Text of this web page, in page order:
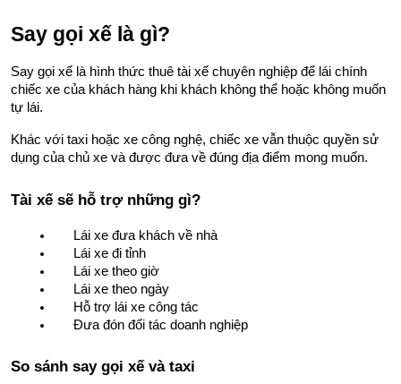
Say gọi xế là gì?
Say gọi xế là hình thức thuê tài xế chuyên nghiệp để lái chính
chiếc xe của khách hàng khi khách không thể hoặc không muốn
tự lái.
Khác với taxi hoặc xe công nghệ, chiếc xe vẫn thuộc quyền sử
dụng của chủ xe và được đưa về đúng địa điểm mong muốn.
Tài xế sẽ hỗ trợ những gì?
Lái xe đưa khách về nhà
Lái xe đi tỉnh
Lái xe theo giờ
Lái xe theo ngày
Hỗ trợ lái xe công tác
Đưa đón đối tác doanh nghiệp
So sánh say gọi xế và taxi